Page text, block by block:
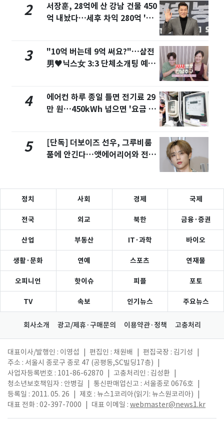
2
서장훈, 28억에 산 강남 건물 450
억 내놨다…세후 차익 280억 '잭
3
"10억 버는데 9억 써요?"…삼전
男♥닉스女 3:3 단체소개팅 예능
4
에어컨 하루 종일 틀면 전기료 29
만 원…450kWh 넘으면 '요금 폭
5
[단독] 더보이즈 선우, 그루비룸
품에 안긴다…앳에어리어와 전속
정치 사회 경제 국제
전국 외교 북한 금융·증권
산업 부동산 IT·과학 바이오
생활·문화 연예 스포츠 연재물
오피니언 핫이슈 피플 포토
TV 속보 인기뉴스 주요뉴스
회사소개 광고/제휴·구매문의 이용약관·정책 고충처리
대표이사/발행인 : 이영섭 편집인 : 채원배 편집국장 : 김기성
주소 : 서울시 종로구 종로 47 (공평동,SC빌딩17층)
사업자등록번호 : 101-86-62870
고충처리인 : 김성환
청소년보호책임자 : 안병길
통신판매업신고 : 서울종로 0676호
등록일 : 2011. 05. 26
제호 : 뉴스1코리아(읽기: 뉴스원코리아)
대표 전화 : 02-397-7000
대표 이메일 : webmaster@news1.kr